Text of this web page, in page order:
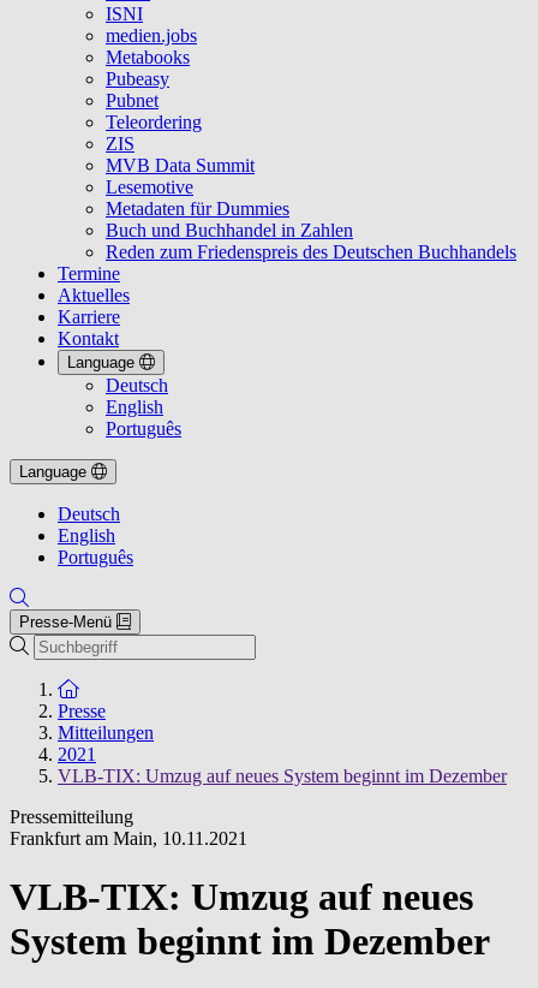
ISNI
medien.jobs
Metabooks
Pubeasy
Pubnet
Teleordering
ZIS
MVB Data Summit
Lesemotive
Metadaten für Dummies
Buch und Buchhandel in Zahlen
Reden zum Friedenspreis des Deutschen Buchhandels
Termine
Aktuelles
Karriere
Kontakt
Language
Deutsch
English
Português
Language
Deutsch
English
Português
Presse-Menü
Suche
Zur Startseite
Presse
Mitteilungen
2021
VLB-TIX: Umzug auf neues System beginnt im Dezember
Pressemitteilung
Frankfurt am Main, 10.11.2021
VLB-TIX: Umzug auf neues
System beginnt im Dezember